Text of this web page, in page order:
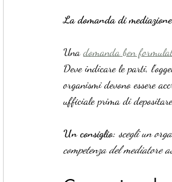
La domanda di mediazione
Una domanda ben
Deve indicare le parti,
organismi devono essere
ufficiale prima di
Un consiglio: scegli un
competenza del mediatore